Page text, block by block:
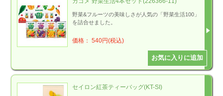
野菜&フルーツの美味しさが人気の「野菜生活100」
を詰合せました。
価格： 540円(税込)
セイロン紅茶ティーバッグ(KT-SI)